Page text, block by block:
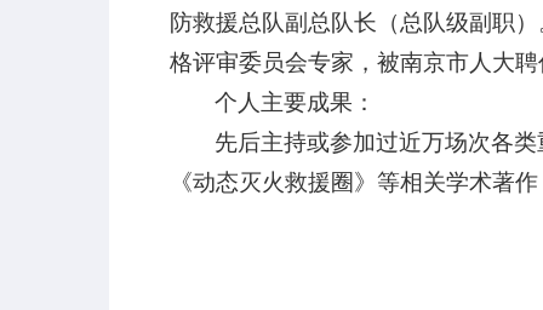
防救援总队副总队长（总队级副职
格评审委员会专家，被南京市人大
个人主要成果：
先后主持或参加过近万场次各
《动态灭火救援圈》等相关学术著